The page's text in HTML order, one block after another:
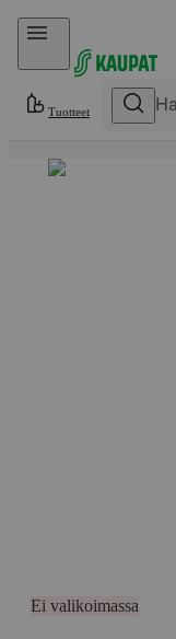
Hyppää sisältöön
Tuotteet
Ei valikoimassa